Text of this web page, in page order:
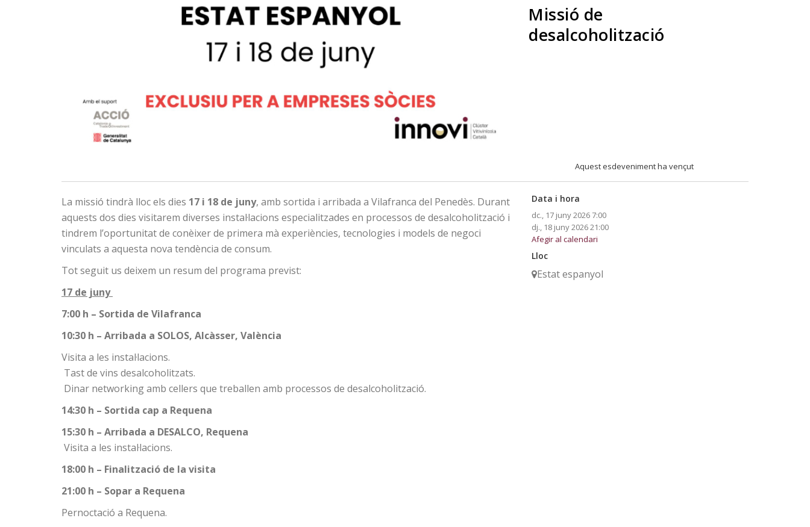
Missió de
desalcoholització
Aquest esdeveniment ha vençut
La missió tindrà lloc els dies 17 i 18 de juny, amb sortida i arribada a Vilafranca del Penedès. Durant
aquests dos dies visitarem diverses instal·lacions especialitzades en processos de desalcoholització i
tindrem l’oportunitat de conèixer de primera mà experiències, tecnologies i models de negoci
vinculats a aquesta nova tendència de consum.
Tot seguit us deixem un resum del programa previst:
17 de juny
7:00 h – Sortida de Vilafranca
10:30 h – Arribada a SOLOS, Alcàsser, València
Visita a les instal·lacions.
Tast de vins desalcoholitzats.
Dinar networking amb cellers que treballen amb processos de desalcoholització.
14:30 h – Sortida cap a Requena
15:30 h – Arribada a DESALCO, Requena
Visita a les instal·lacions.
18:00 h – Finalització de la visita
21:00 h – Sopar a Requena
Pernoctació a Requena.
Data i hora
dc., 17 juny 2026 7:00
dj., 18 juny 202621:00
Afegir al calendari
Lloc
Estat espanyol